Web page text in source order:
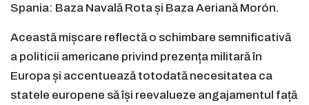
Spania: Baza Navală Rota și Baza Aeriană Morón.
Această mișcare reflectă o schimbare semnificativă
a politicii americane privind prezența militară în
Europa și accentuează totodată necesitatea ca
statele europene să își reevalueze angajamentul față